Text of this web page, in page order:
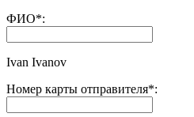
ФИО*:
Ivan Ivanov
Номер карты отправителя*: